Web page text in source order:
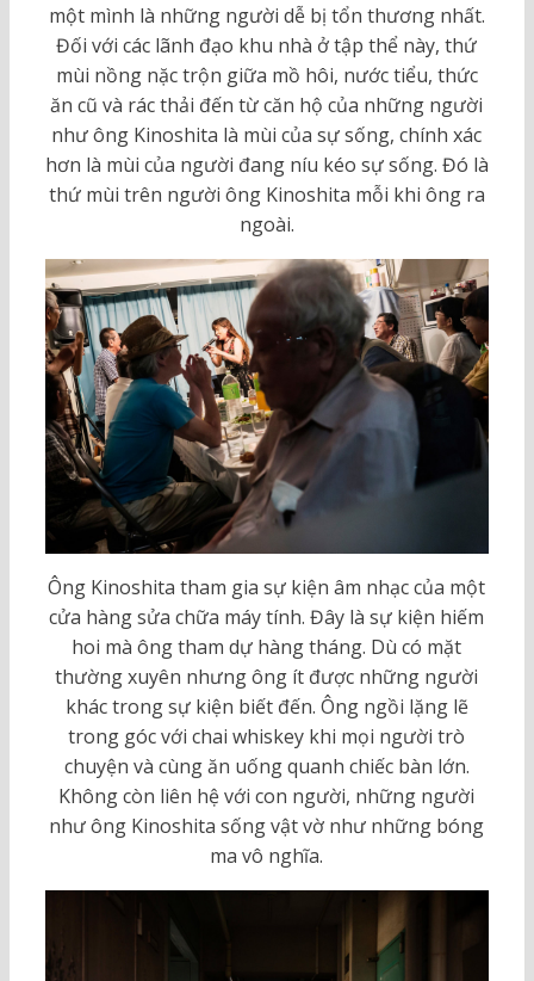
một mình là những người dễ bị tổn thương nhất.
Đối với các lãnh đạo khu nhà ở tập thể này, thứ
mùi nồng nặc trộn giữa mồ hôi, nước tiểu, thức
ăn cũ và rác thải đến từ căn hộ của những người
như ông Kinoshita là mùi của sự sống, chính xác
hơn là mùi của người đang níu kéo sự sống. Đó là
thứ mùi trên người ông Kinoshita mỗi khi ông ra
ngoài.
Ông Kinoshita tham gia sự kiện âm nhạc của một
cửa hàng sửa chữa máy tính. Đây là sự kiện hiếm
hoi mà ông tham dự hàng tháng. Dù có mặt
thường xuyên nhưng ông ít được những người
khác trong sự kiện biết đến. Ông ngồi lặng lẽ
trong góc với chai whiskey khi mọi người trò
chuyện và cùng ăn uống quanh chiếc bàn lớn.
Không còn liên hệ với con người, những người
như ông Kinoshita sống vật vờ như những bóng
ma vô nghĩa.